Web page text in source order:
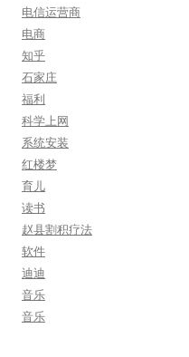
电信运营商
电商
知乎
石家庄
福利
科学上网
系统安装
红楼梦
育儿
读书
赵县割积疗法
软件
迪迪
音乐
音乐